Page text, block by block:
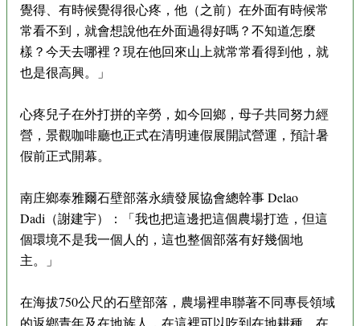
覺得、有時候覺得很心疼，他（之前）在外面有時候常
常看不到，就會想說他在外面過得好嗎？不知道怎麼
樣？今天去哪裡？現在他回來山上就常常看得到他，就
也是很高興。」
心疼兒子在外打拼的辛勞，如今回鄉，母子共同努力經
營，景觀咖啡廳也正式在清明連假展開試營運，預計暑
假前正式開幕。
南庄鄉泰雅爾石壁部落永續發展協會總幹事 Delao
Dadi（謝建宇）：「我也把這邊把這個農場打造，但這
個環境不是我一個人的，這也整個部落有好幾個地
主。」
在海拔750公尺的石壁部落，農場裡串聯著不同專長領域
的返鄉青年及在地族人，在這裡可以吃到在地耕種、在